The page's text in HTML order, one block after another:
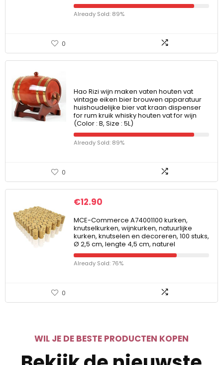
Already Sold: 89%
0
Hao Rizi wijn maken vaten houten vat
vintage eiken bier brouwen apparatuur
huishoudelijke bier vat kraan dispenser
for rum kruik whisky houten vat for wijn
(Color : B, Size : 5L)
Already Sold: 89%
0
€12.90
MCE-Commerce A74001100 kurken,
knutselkurken, wijnkurken, natuurlijke
kurken, knutselen en decoreren, 100 stuks,
Ø 2,5 cm, lengte 4,5 cm, naturel
Already Sold: 76%
0
WIL JE DE BESTE PRODUCTEN KOPEN